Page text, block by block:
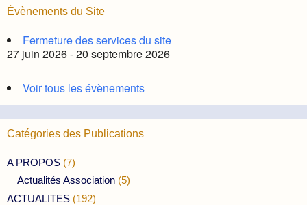
Évènements du Site
Fermeture des services du site
27 juin 2026 - 20 septembre 2026
Voir tous les évènements
Catégories des Publications
A PROPOS (7)
Actualités Association (5)
ACTUALITES (192)